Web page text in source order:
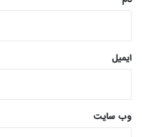
ایمیل
وب‌ سایت